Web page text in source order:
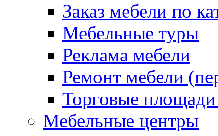
Заказ мебели по
Мебельные туры
Реклама мебели
Ремонт мебели
Торговые
Мебельные центры